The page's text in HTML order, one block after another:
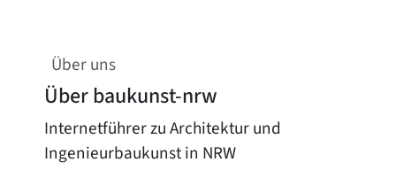
Über uns
Über baukunst-nrw
Internetführer zu Architektur und
Ingenieurbaukunst in NRW